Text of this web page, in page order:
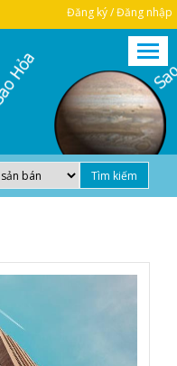
Đăng ký / Đăng nhập